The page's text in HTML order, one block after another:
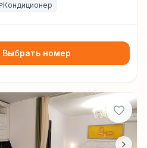
Кондиционер
Выбрать номер